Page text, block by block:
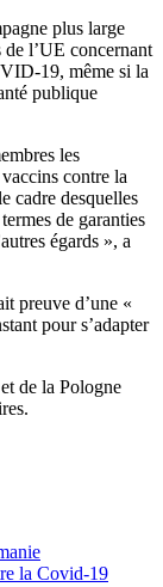
plus large
l’UE concernant
19, même si la
publique
les
contre la
cadre desquelles
de garanties
égards », a
preuve d’une «
pour s’adapter
de la Pologne
la Covid-19